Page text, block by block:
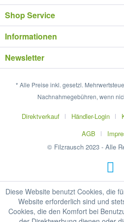
Shop Service
Informationen
Newsletter
* Alle Preise inkl. gesetzl.
Nachnahmegebühren, wenn
Direktverkauf Händler-Login
AGB
© Filzrausch 2023 - Alle
Diese Website benutzt Cookies, die
Website erforderlich sind und
Cookies, die den Komfort bei